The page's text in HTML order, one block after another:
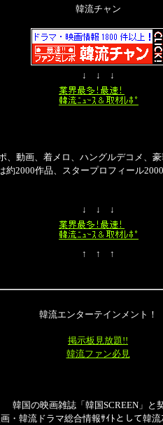
韓流チャン
↓ ↓ ↓
動画、着メロ、ハングルデコメ、
2000作品、スタープロフィール
↓ ↓ ↓
↑ ↑ ↑
韓流エンターテインメント！
掲示板見放題!!
韓流ファン必見
韓国の映画雑誌「韓国SCREEN」と
・韓流ドラマ総合情報ｻｲﾄとして韓